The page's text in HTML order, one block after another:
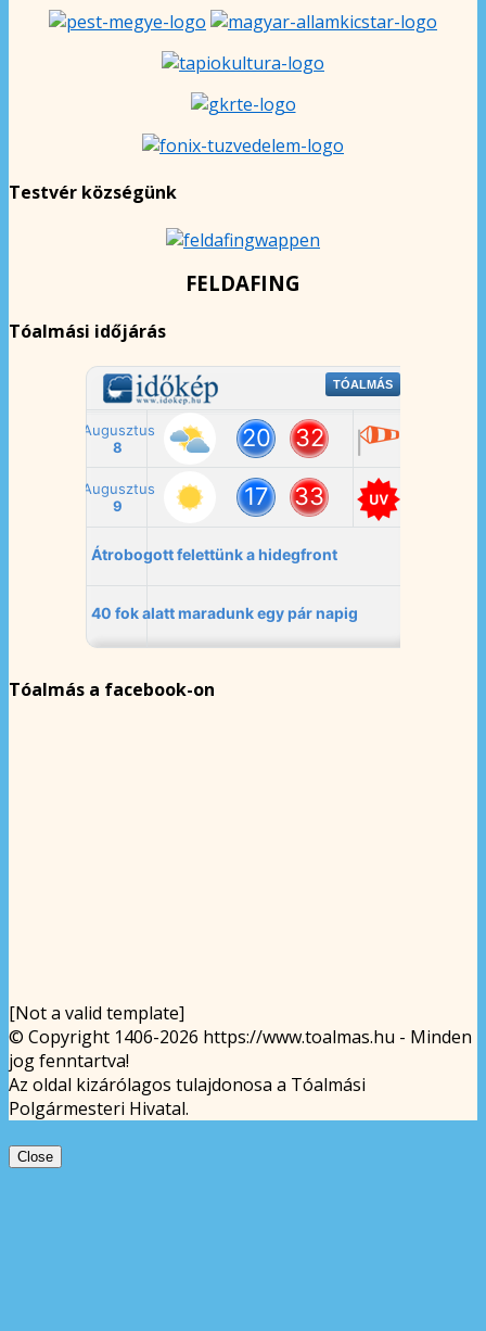
Testvér községünk
FELDAFING
Tóalmási időjárás
Tóalmás a facebook-on
[Not a valid template]
© Copyright 1406-2026 https://www.toalmas.hu - Minden
jog fenntartva!
Az oldal kizárólagos tulajdonosa a Tóalmási
Polgármesteri Hivatal.
Close